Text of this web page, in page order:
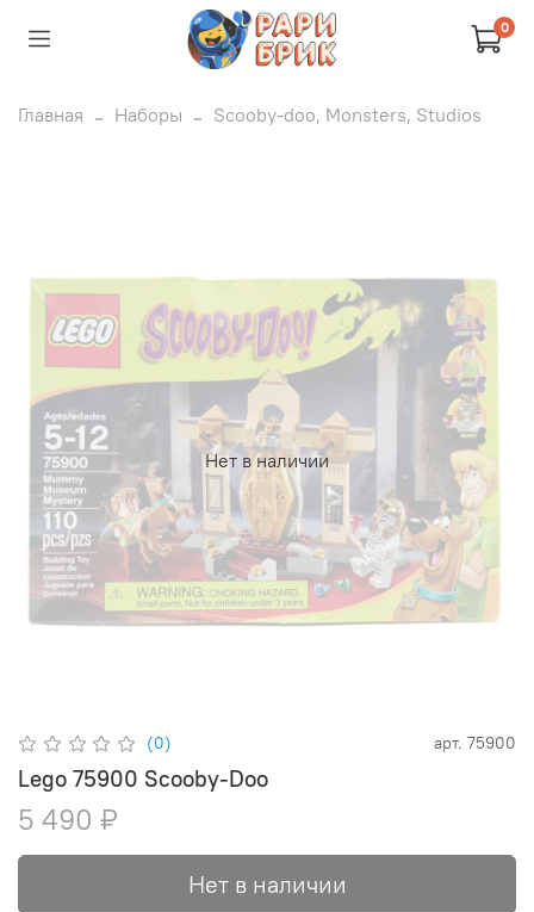
0
Главная Наборы Scooby-doo, Monsters, Studios
Нет в наличии
(0) арт. 75900
Lego 75900 Scooby-Doo
5 490 ₽
Нет в наличии